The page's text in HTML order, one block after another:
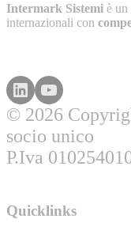
Intermark Sistemi è un
internazionali con
© 2026
socio unico
P.Iva
Quicklinks